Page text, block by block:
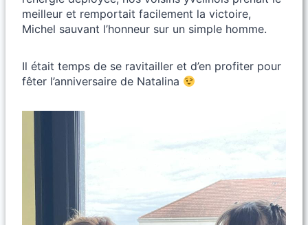
meilleur et remportait facilement la victoire,
Michel sauvant l’honneur sur un simple homme.
Il était temps de se ravitailler et d’en profiter pour
fêter l’anniversaire de Natalina